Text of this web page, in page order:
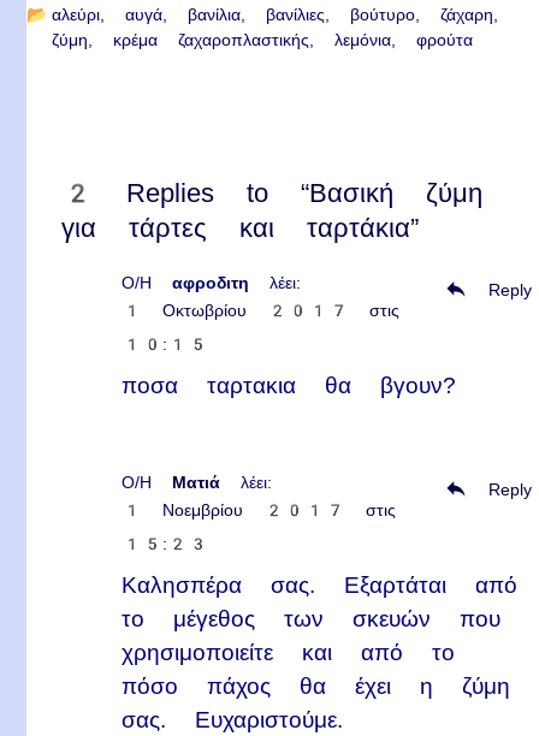
📂 αλεύρι αυγά βανίλια βανίλιες βούτυρο
ζάχαρη
ζύμη
κρέμα ζαχαροπλαστικής λεμόνια φρούτα
2 Replies to “Βασική ζύμη
για τάρτες και ταρτάκια”
Ο/Η αφροδιτη
λέει:
1 Οκτωβρίου 2017 στις
10:15
ποσα ταρτακια θα βγουν?
Reply
Ο/Η Ματιά
λέει:
1 Νοεμβρίου 2017 στις
15:23
Καλησπέρα σας. Εξαρτάται από
το μέγεθος των σκευών που
χρησιμοποιείτε και από το
πόσο πάχος θα έχει η ζύμη
σας. Ευχαριστούμε.
Reply